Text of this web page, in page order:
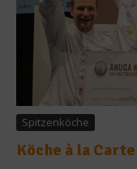
Spitzenköche
Köche à la